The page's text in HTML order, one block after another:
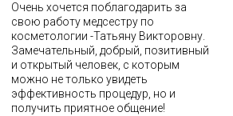
Очень хочется поблагодарить за
свою работу медсестру по
косметологии -Татьяну Викторовну.
Замечательный, добрый, позитивный
и открытый человек, с которым
можно не только увидеть
эффективность процедур, но и
получить приятное общение!